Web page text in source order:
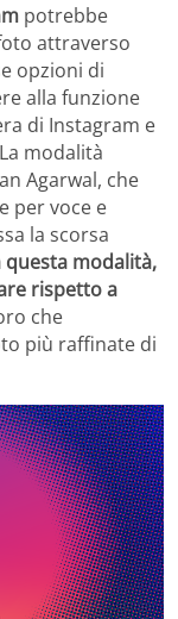
potrebbe
attraverso
opzioni di
alla funzione
di Instagram e
modalità
Agarwal, che
per voce e
la scorsa
questa modalità,
rispetto a
che
più raffinate di